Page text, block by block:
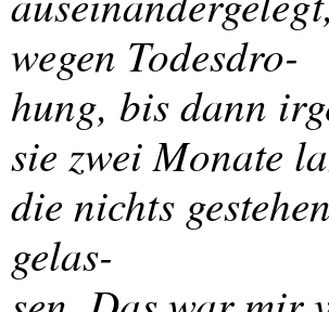
wegen Todesdro-
hung, bis dann
sie zwei Monate
die nichts
gelas-